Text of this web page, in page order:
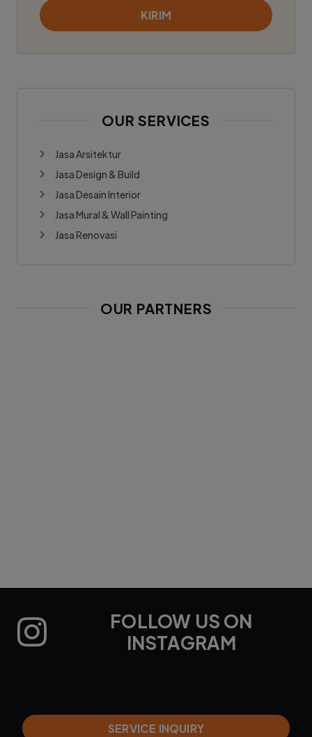
KIRIM
OUR SERVICES
Jasa Arsitektur
Jasa Design & Build
Jasa Desain Interior
Jasa Mural & Wall Painting
Jasa Renovasi
OUR PARTNERS
FOLLOW US ON
INSTAGRAM
SERVICE INQUIRY